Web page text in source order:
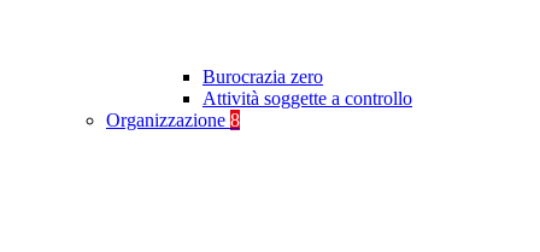
Burocrazia zero
Attività soggette a controllo
Organizzazione 8